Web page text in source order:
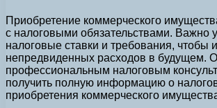
Приобретение коммерческого
с налоговыми обязательствами. Важно
налоговые ставки и требования, чтобы
непредвиденных расходов в будущем.
профессиональным налоговым
получить полную информацию о
приобретения коммерческого